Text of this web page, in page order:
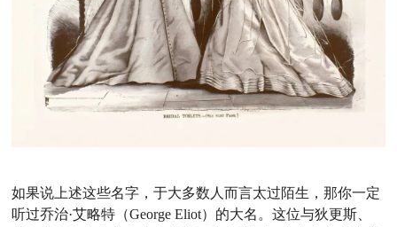
如果说上述这些名字，于大多数人而言太过陌生，那你一定
听过乔治·艾略特（George Eliot）的大名。这位与狄更斯、